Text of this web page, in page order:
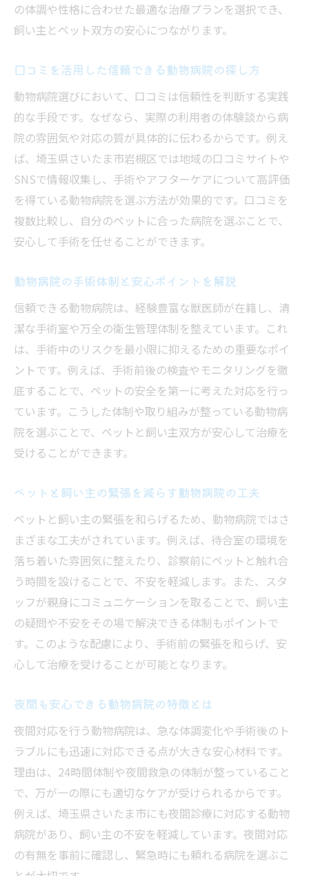
夜間対応可能な動物病院を見つけるポイント
夜間対応の動物病院を選ぶ際の重要基準
夜間でも安心な動物病院のサポート体制
急な手術に対応できる動物病院の選び方
夜間診療の有無を動物病院選びで確認する
動物病院で受ける手術内容と費用の目安とは
動物病院で扱う主な手術内容を分かりやす
く解説
手術内容ごとに異なる動物病院の費用目安
動物病院での手術費用の決まり方と注意点
ペットの負担を減らす動物病院の対応事例
手術の流れと動物病院でのサポート体制
口コミから見る安心できる動物病院の特徴
口コミで評価が高い動物病院の共通点とは
飼い主目線で選ぶ動物病院の安心ポイント
ペットがリラックスできる動物病院の特徴
実際の体験談に学ぶ動物病院選びのコツ
動物病院の雰囲気や対応が口コミで分かる
動物病院を選ぶ際に重視すべき設備やケア体制
動物病院の設備充実度がもたらす安心感
ペットケア体制が整った動物病院の見分け
方
動物病院の入院設備や清潔さに注目する理
由
専門スタッフがいる動物病院のメリット
アフターケアが充実した動物病院の選び方
家族のようなペットに寄り添う動物病院活用術
動物病院を活用してペットと長く健康に暮
らす
定期通院で分かる動物病院の安心サポート
ペットとの信頼関係を深める動物病院の工
夫
動物病院でのアフターケアの重要性を知る
の体調や性格に合わせた最適な治療プランを選択でき、
飼い主とペット双方の安心につながります。
口コミを活用した信頼できる動物病院の探し方
動物病院選びにおいて、口コミは信頼性を判断する実践
的な手段です。なぜなら、実際の利用者の体験談から病
院の雰囲気や対応の質が具体的に伝わるからです。例え
ば、埼玉県さいたま市岩槻区では地域の口コミサイトや
SNSで情報収集し、手術やアフターケアについて高評価
を得ている動物病院を選ぶ方法が効果的です。口コミを
複数比較し、自分のペットに合った病院を選ぶことで、
安心して手術を任せることができます。
動物病院の手術体制と安心ポイントを解説
信頼できる動物病院は、経験豊富な獣医師が在籍し、清
潔な手術室や万全の衛生管理体制を整えています。これ
は、手術中のリスクを最小限に抑えるための重要なポイ
ントです。例えば、手術前後の検査やモニタリングを徹
底することで、ペットの安全を第一に考えた対応を行っ
ています。こうした体制や取り組みが整っている動物病
院を選ぶことで、ペットと飼い主双方が安心して治療を
受けることができます。
ペットと飼い主の緊張を減らす動物病院の工夫
ペットと飼い主の緊張を和らげるため、動物病院ではさ
まざまな工夫がされています。例えば、待合室の環境を
落ち着いた雰囲気に整えたり、診察前にペットと触れ合
う時間を設けることで、不安を軽減します。また、スタ
ッフが親身にコミュニケーションを取ることで、飼い主
の疑問や不安をその場で解決できる体制もポイントで
す。このような配慮により、手術前の緊張を和らげ、安
心して治療を受けることが可能となります。
夜間も安心できる動物病院の特徴とは
夜間対応を行う動物病院は、急な体調変化や手術後のト
ラブルにも迅速に対応できる点が大きな安心材料です。
理由は、24時間体制や夜間救急の体制が整っていること
で、万が一の際にも適切なケアが受けられるからです。
例えば、埼玉県さいたま市にも夜間診療に対応する動物
病院があり、飼い主の不安を軽減しています。夜間対応
の有無を事前に確認し、緊急時にも頼れる病院を選ぶこ